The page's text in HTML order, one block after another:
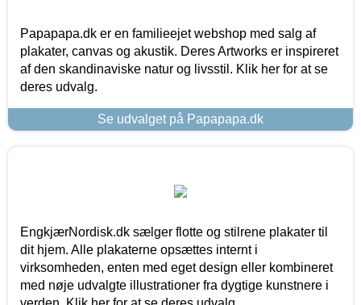
Papapapa.dk er en familieejet webshop med salg af
plakater, canvas og akustik. Deres Artworks er inspireret
af den skandinaviske natur og livsstil. Klik her for at se
deres udvalg.
Se udvalget på Papapapa.dk
EngkjærNordisk.dk sælger flotte og stilrene plakater til
dit hjem. Alle plakaterne opsættes internt i
virksomheden, enten med eget design eller kombineret
med nøje udvalgte illustrationer fra dygtige kunstnere i